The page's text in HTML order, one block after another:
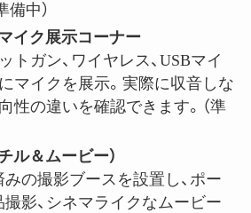
備中）
イク展示コーナー
トガン、ワイヤレス、USBマイ
マイクを展示。実際に収音しな
性の違いを確認できます。（準
ル＆ムービー）
の撮影ブースを設置し、ポー
撮影、シネマライクなムービー